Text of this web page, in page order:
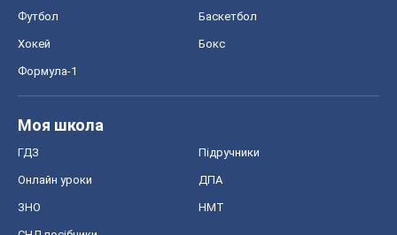
Футбол Баскетбол
Хокей Бокс
Формула-1
Моя школа
ГДЗ Підручники
Онлайн уроки ДПА
ЗНО НМТ